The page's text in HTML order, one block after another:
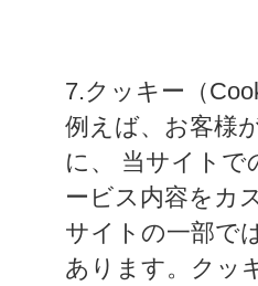
7.クッキー（
例えば、お客様
に、 当サイトで
ービス内容をカ
サイトの一部で
あります。クッ